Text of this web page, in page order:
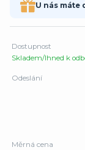
U nás máte
Dostupnost
Skladem/Ihned k
Odeslání
Měrná cena